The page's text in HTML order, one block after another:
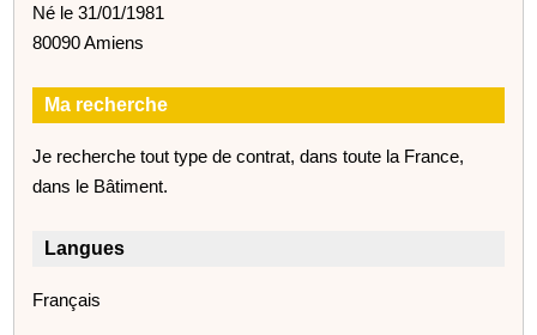
Né le 31/01/1981
80090 Amiens
Ma recherche
Je recherche tout type de contrat, dans toute la France,
dans le Bâtiment.
Langues
Français